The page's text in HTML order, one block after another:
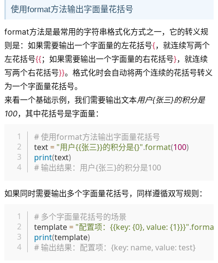
使用format方法输出字面量花括号
format方法是最常用的字符串格式化方式之一，它的转义规
则是：如果需要输出一个字面量的左花括号{，就连续写两个
左花括号{{；如果需要输出一个字面量的右花括号}，就连续
写两个右花括号}}。格式化时会自动将两个连续的花括号转义
为一个字面量花括号。
来看一个基础示例，我们需要输出文本用户{张三}的积分是
100，其中花括号是字面量：
# 使用format方法输出字面量花括号
text = "用户{{张三}}的积分是{}".format(100)
print(text)
# 输出结果：用户{张三}的积分是100
如果同时需要输出多个字面量花括号，同样遵循双写规则：
# 多个字面量花括号的场景
template = "配置项：{{key: {0}, value: {1}}}".format
print(template)
# 输出结果：配置项：{key: name, value: test}